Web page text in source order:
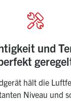
und
hält die
Niveau und